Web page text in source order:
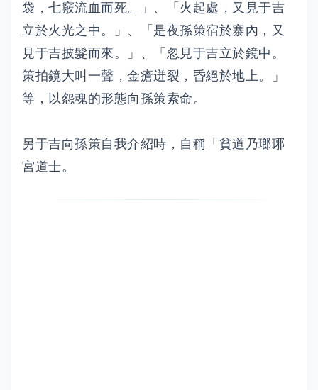
袋，七竅流血而死。」、「火起處，又見于吉
立於火光之中。」、「是夜孫策宿於寨內，又
見于吉披髮而來。」、「忽見于吉立於鏡中。
策拍鏡大叫一聲，金瘡迸裂，昏絕於地上。」
等，以怨魂的形態向孫策索命。
另于吉向孫策自我介紹時，自稱「貧道乃瑯琊
宮道士。